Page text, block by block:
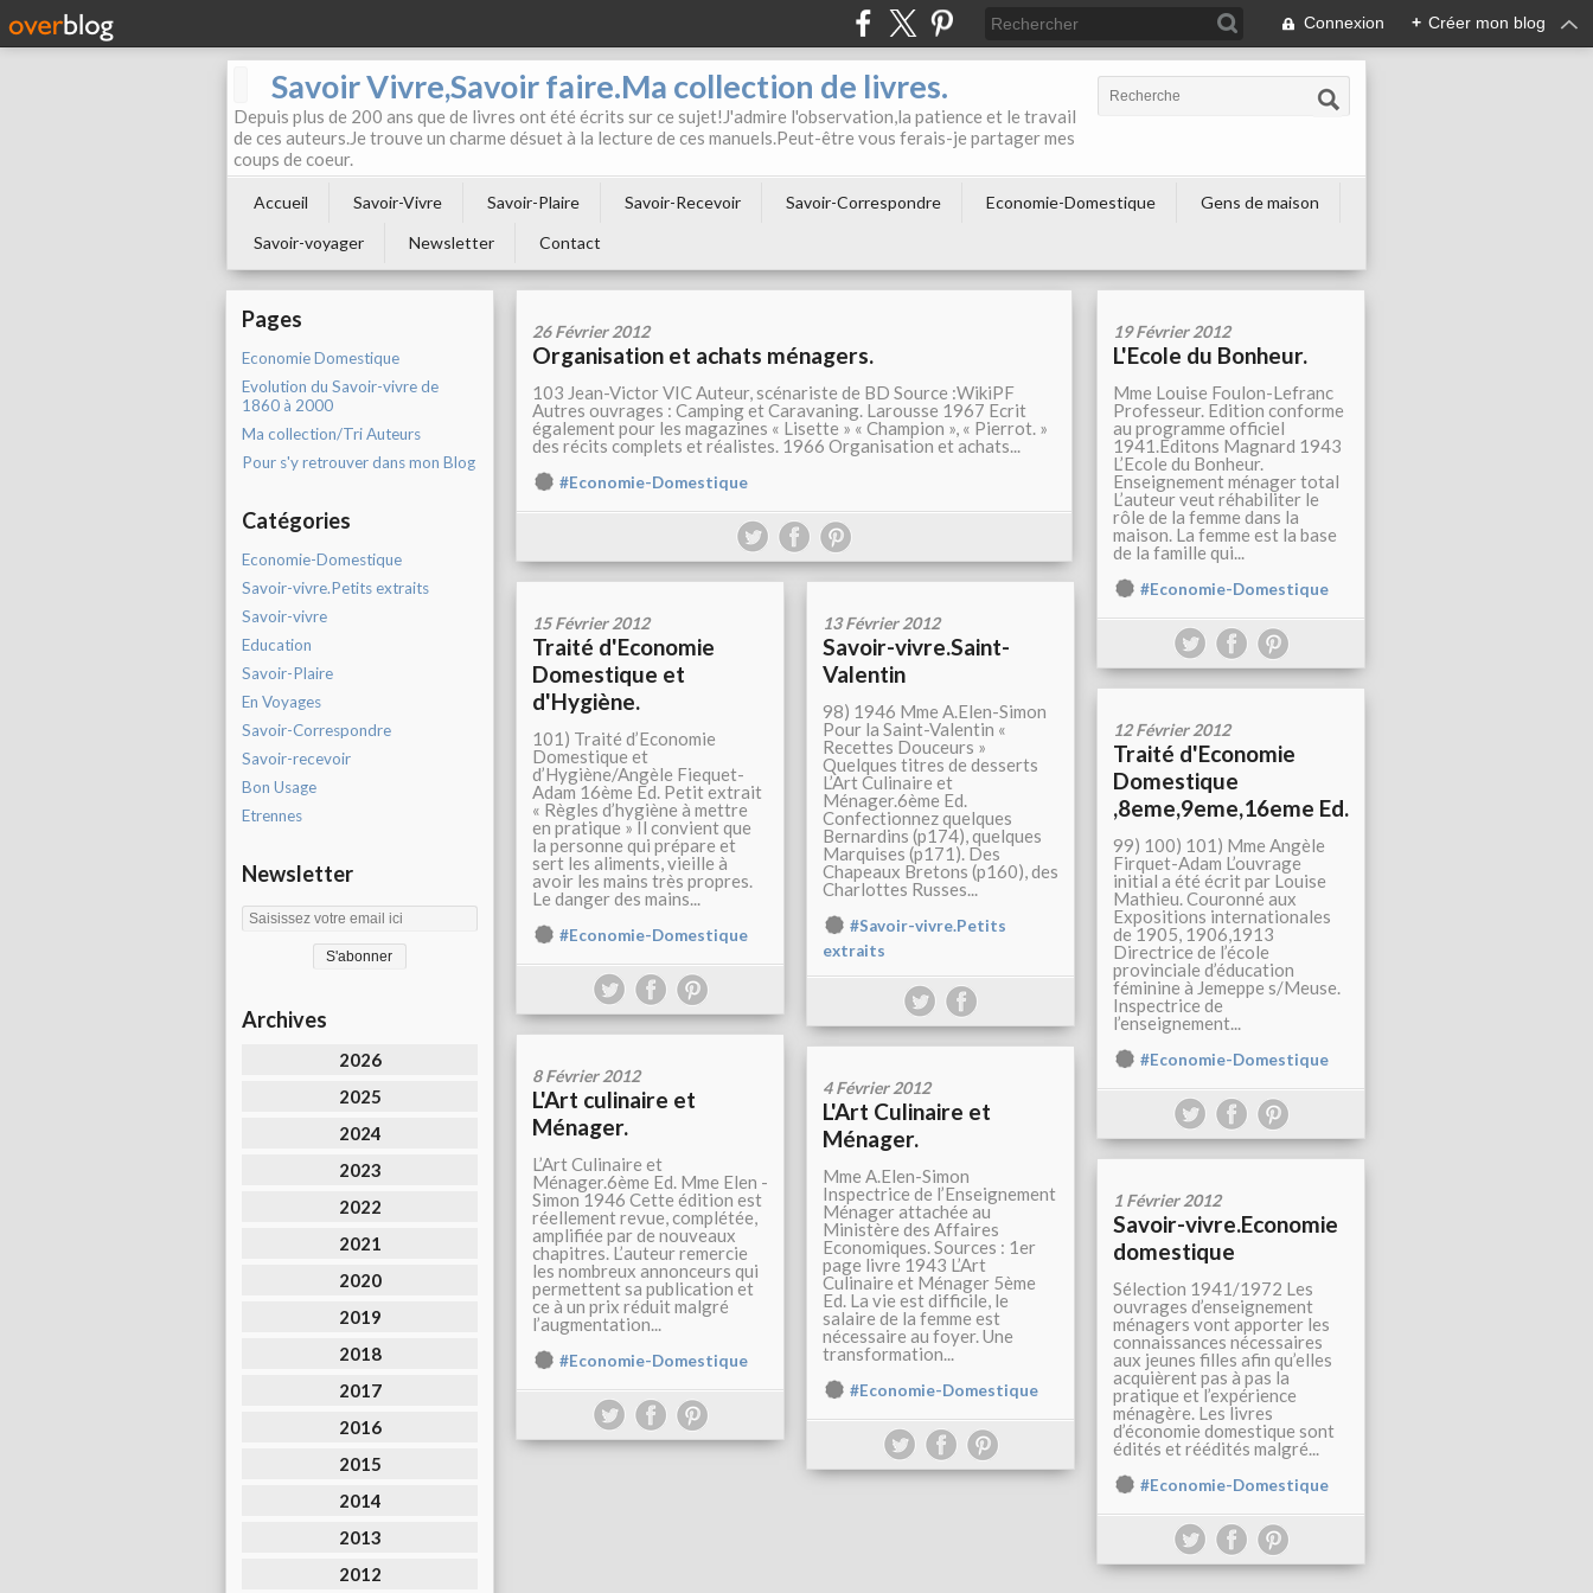
Connexion + Créer mon blog
Savoir Vivre,Savoir faire.Ma collection de livres.
Depuis plus de 200 ans que de livres ont été écrits sur ce sujet!J'admire l'observation,la patience et le travail
de ces auteurs.Je trouve un charme désuet à la lecture de ces manuels.Peut-être vous ferais-je partager mes
coups de coeur.
Accueil Savoir-Vivre Savoir-Plaire Savoir-Recevoir Savoir-Correspondre Economie-Domestique
Gens de maison
Savoir-voyager
Newsletter Contact
Pages
Economie Domestique
Evolution du Savoir-vivre de
1860 à 2000
Ma collection/Tri Auteurs
Pour s'y retrouver dans mon Blog
Catégories
Economie-Domestique
Savoir-vivre.Petits extraits
Savoir-vivre
Education
Savoir-Plaire
En Voyages
Savoir-Correspondre
Savoir-recevoir
Bon Usage
Etrennes
Newsletter
Archives
2026
2025
2024
2023
2022
2021
2020
2019
2018
2017
2016
2015
2014
2013
2012
26 Février 2012
Organisation et achats ménagers.
103 Jean-Victor VIC Auteur, scénariste de BD Source :WikiPF
Autres ouvrages : Camping et Caravaning. Larousse 1967 Ecrit
également pour les magazines « Lisette » « Champion », « Pierrot. »
des récits complets et réalistes. 1966 Organisation et achats...
#Economie-Domestique
19 Février 2012
L'Ecole du Bonheur.
Mme Louise Foulon-Lefranc
Professeur. Edition conforme
au programme officiel
1941.Editons Magnard 1943
L’Ecole du Bonheur.
Enseignement ménager total
L’auteur veut réhabiliter le
rôle de la femme dans la
maison. La femme est la base
de la famille qui...
#Economie-Domestique
15 Février 2012
Traité d'Economie
Domestique et
d'Hygiène.
101) Traité d’Economie
Domestique et
d’Hygiène/Angèle Fiequet-
Adam 16ème Ed. Petit extrait
« Règles d’hygiène à mettre
en pratique » Il convient que
la personne qui prépare et
sert les aliments, vieille à
avoir les mains très propres.
Le danger des mains...
#Economie-Domestique
13 Février 2012
Savoir-vivre.Saint-
Valentin
98) 1946 Mme A.Elen-Simon
Pour la Saint-Valentin «
Recettes Douceurs »
Quelques titres de desserts
L’Art Culinaire et
Ménager.6ème Ed.
Confectionnez quelques
Bernardins (p174), quelques
Marquises (p171). Des
Chapeaux Bretons (p160), des
Charlottes Russes...
#Savoir-vivre.Petits
extraits
12 Février 2012
Traité d'Economie
Domestique
,8eme,9eme,16eme Ed.
99) 100) 101) Mme Angèle
Firquet-Adam L’ouvrage
initial a été écrit par Louise
Mathieu. Couronné aux
Expositions internationales
de 1905, 1906,1913
Directrice de l’école
provinciale d’éducation
féminine à Jemeppe s/Meuse.
Inspectrice de
l’enseignement...
#Economie-Domestique
8 Février 2012
L'Art culinaire et
Ménager.
L’Art Culinaire et
Ménager.6ème Ed. Mme Elen -
Simon 1946 Cette édition est
réellement revue, complétée,
amplifiée par de nouveaux
chapitres. L’auteur remercie
les nombreux annonceurs qui
permettent sa publication et
ce à un prix réduit malgré
l’augmentation...
#Economie-Domestique
4 Février 2012
L'Art Culinaire et
Ménager.
Mme A.Elen-Simon
Inspectrice de l’Enseignement
Ménager attachée au
Ministère des Affaires
Economiques. Sources : 1er
page livre 1943 L’Art
Culinaire et Ménager 5ème
Ed. La vie est difficile, le
salaire de la femme est
nécessaire au foyer. Une
transformation...
#Economie-Domestique
1 Février 2012
Savoir-vivre.Economie
domestique
Sélection 1941/1972 Les
ouvrages d’enseignement
ménagers vont apporter les
connaissances nécessaires
aux jeunes filles afin qu’elles
acquièrent pas à pas la
pratique et l’expérience
ménagère. Les livres
d’économie domestique sont
édités et réédités malgré...
#Economie-Domestique